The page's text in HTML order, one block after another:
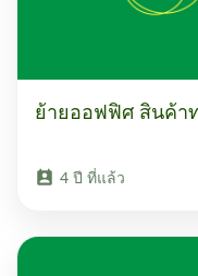
ย้ายออฟฟิศ สินค้า
perm_contact_calendar 4 ปี ที่แล้ว